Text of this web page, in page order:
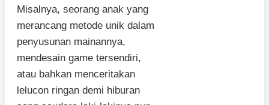
Misalnya, seorang anak yang
merancang metode unik dalam
penyusunan mainannya,
mendesain game tersendiri,
atau bahkan menceritakan
lelucon ringan demi hiburan